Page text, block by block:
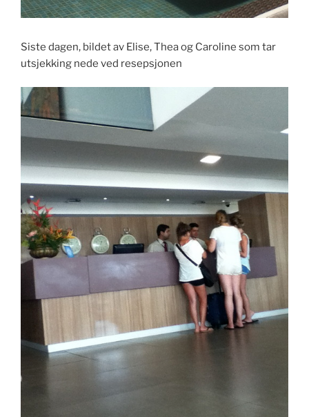
Siste dagen, bildet av Elise, Thea og Caroline som tar
utsjekking nede ved resepsjonen